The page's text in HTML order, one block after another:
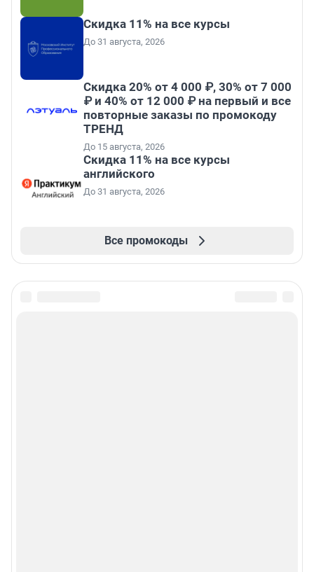
Скидка 11% на все курсы
До 31 августа, 2026
Скидка 20% от 4 000 ₽, 30% от 7 000
₽ и 40% от 12 000 ₽ на первый и все
повторные заказы по промокоду
ТРЕНД
До 15 августа, 2026
Скидка 11% на все курсы
английского
До 31 августа, 2026
Все промокоды